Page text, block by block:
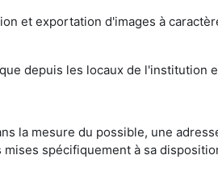
et exportation d'images à
depuis les locaux de l'institution
la mesure du possible, une
spécifiquement à sa